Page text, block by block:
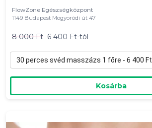
FlowZone Egészségközpont
1149 Budapest Mogyoródi út 47
8 000 Ft 6 400 Ft-tól
30 perces svéd masszázs 1 főre - 6 400 Ft
Kosárba